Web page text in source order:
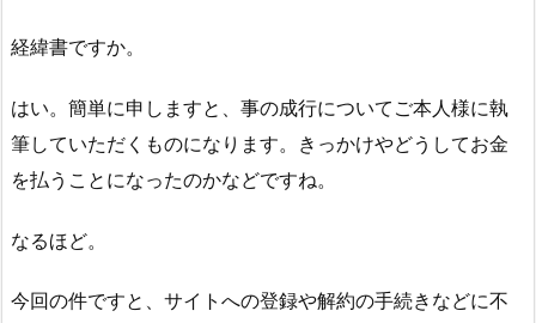
経緯書ですか。
はい。簡単に申しますと、事の成行についてご本人様に執
筆していただくものになります。きっかけやどうしてお金
を払うことになったのかなどですね。
なるほど。
今回の件ですと、サイトへの登録や解約の手続きなどに不